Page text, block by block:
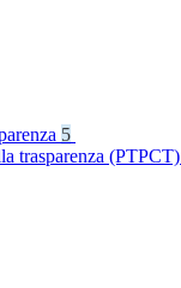
5
trasparenza (PTPCT)